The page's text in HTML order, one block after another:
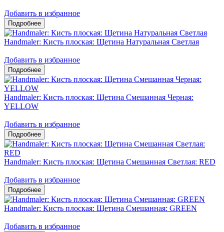
Добавить в избранное
Handmaler: Кисть плоская: Щетина Натуральная Светлая
Добавить в избранное
Handmaler: Кисть плоская: Щетина Смешанная Черная:
YELLOW
Добавить в избранное
Handmaler: Кисть плоская: Щетина Смешанная Светлая: RED
Добавить в избранное
Handmaler: Кисть плоская: Щетина Смешанная: GREEN
Добавить в избранное